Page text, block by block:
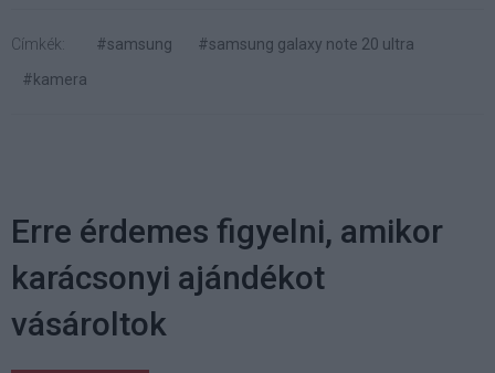
Címkék: #samsung
#samsung galaxy note 20 ultra
#kamera
Erre érdemes figyelni, amikor
karácsonyi ajándékot
vásároltok